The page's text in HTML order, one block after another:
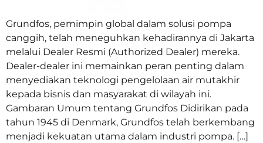
Grundfos, pemimpin global dalam solusi pompa
canggih, telah meneguhkan kehadirannya di Jakarta
melalui Dealer Resmi (Authorized Dealer) mereka.
Dealer-dealer ini memainkan peran penting dalam
menyediakan teknologi pengelolaan air mutakhir
kepada bisnis dan masyarakat di wilayah ini.
Gambaran Umum tentang Grundfos Didirikan pada
tahun 1945 di Denmark, Grundfos telah berkembang
menjadi kekuatan utama dalam industri pompa. […]